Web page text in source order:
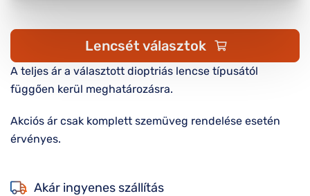
Lencsét választok
A teljes ár a választott dioptriás lencse típusától
függően kerül meghatározásra.
Akciós ár csak komplett szemüveg rendelése esetén
érvényes.
Akár ingyenes szállítás